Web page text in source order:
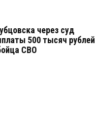
через суд
500 тысяч рублей
СВО